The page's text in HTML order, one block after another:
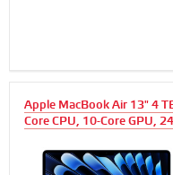
Apple MacBook Air 13" 4
Core CPU, 10-Core GPU,